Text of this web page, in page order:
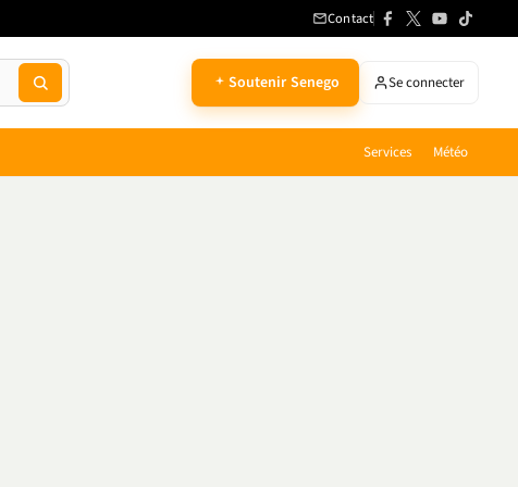
Contact
Soutenir Senego Se connecter
Services Météo